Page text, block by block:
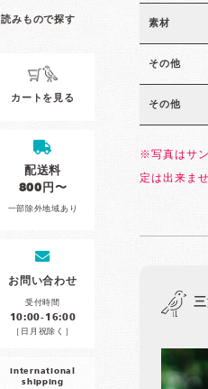
読みもので探す
カートを見る
配送料
800円〜
一部除外地域あり
お問い合わせ
受付時間
10:00-16:00
［日月祝除く］
international
shipping
素材
その他
その他
※写真はサ
定は出来ま